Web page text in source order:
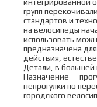
групп
стандартов и
на велосипеды
использовать
предназначена
действия,
Детали, в
Назначение —
непрогулки по
городского